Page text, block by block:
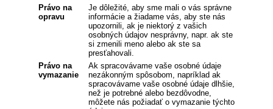
Právo na
opravu
Je dôležité, aby sme mali o vás správne
informácie a žiadame vás, aby ste nás
upozornili, ak je niektorý z vašich
osobných údajov nesprávny, napr. ak ste
si zmenili meno alebo ak ste sa
presťahovali.
Právo na
vymazanie
Ak spracovávame vaše osobné údaje
nezákonným spôsobom, napríklad ak
spracovávame vaše osobné údaje dlhšie,
než je potrebné alebo bezdôvodne,
môžete nás požiadať o vymazanie týchto